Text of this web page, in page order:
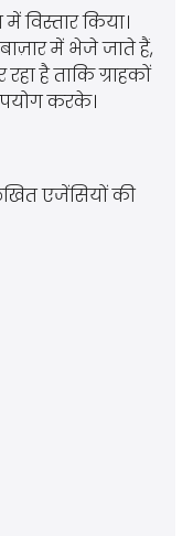
विस्तार किया।
में भेजे जाते हैं,
है ताकि ग्राहकों
करके।
एजेंसियों की